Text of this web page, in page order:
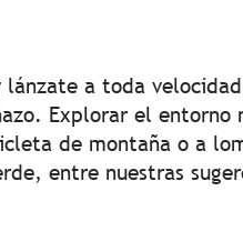
a toda
Explorar el
de montaña o a
entre nuestras